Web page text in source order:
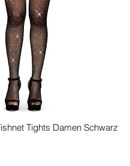
Schnellansicht
Tights Damen Schwarz